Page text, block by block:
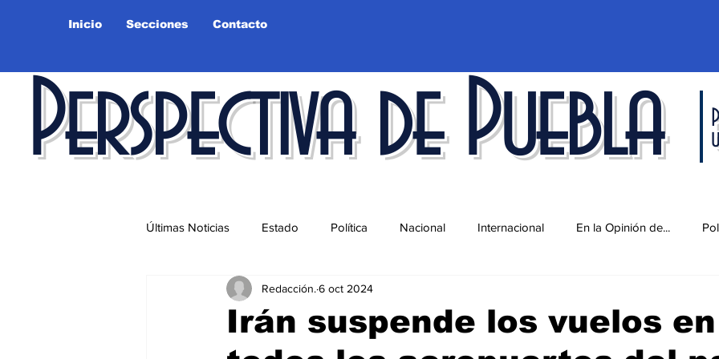
Inicio Secciones Contacto
Perspectiva de Puebla
Últimas Noticias Estado Política Nacional Internacional En la Opinión de...
Educación Ciudad Salud
Irán suspende los vuelos en
Redacción. 6 oct 2024